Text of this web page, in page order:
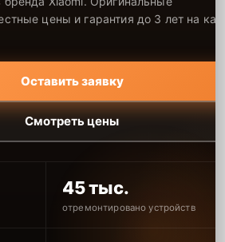
цены и гарантия до 3 лет на
Оставить заявку
Смотреть цены
45 тыс.
отремонтировано устройств